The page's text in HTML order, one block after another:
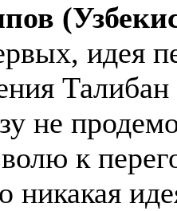
идея
не
к
никакая